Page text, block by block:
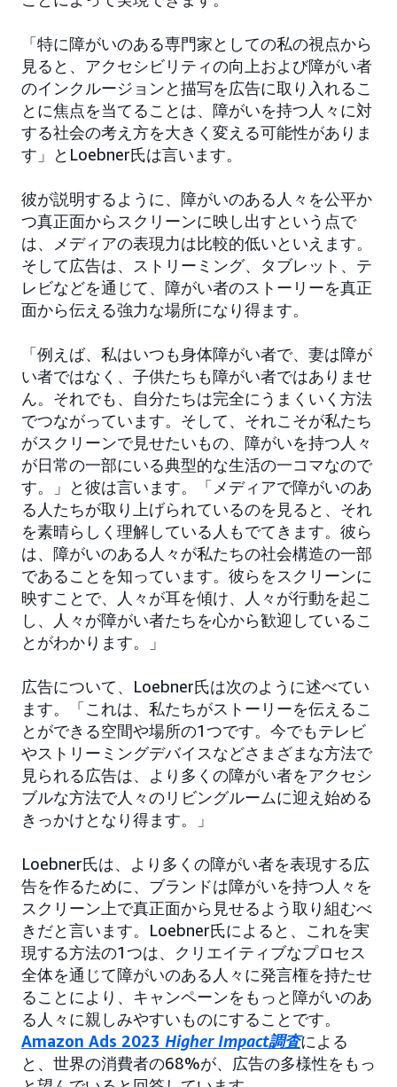
「特に障がいのある専門家としての私の視点から
見ると、アクセシビリティの向上および障がい者
のインクルージョンと描写を広告に取り入れるこ
とに焦点を当てることは、障がいを持つ人々に対
する社会の考え方を大きく変える可能性がありま
す」とLoebner氏は言います。
彼が説明するように、障がいのある人々を公平か
つ真正面からスクリーンに映し出すという点で
は、メディアの表現力は比較的低いといえます。
そして広告は、ストリーミング、タブレット、テ
レビなどを通じて、障がい者のストーリーを真正
面から伝える強力な場所になり得ます。
「例えば、私はいつも身体障がい者で、妻は障が
い者ではなく、子供たちも障がい者ではありませ
ん。それでも、自分たちは完全にうまくいく方法
でつながっています。そして、それこそが私たち
がスクリーンで見せたいもの、障がいを持つ人々
が日常の一部にいる典型的な生活の一コマなので
す。」と彼は言います。「メディアで障がいのあ
る人たちが取り上げられているのを見ると、それ
を素晴らしく理解している人もでてきます。彼ら
は、障がいのある人々が私たちの社会構造の一部
であることを知っています。彼らをスクリーンに
映すことで、人々が耳を傾け、人々が行動を起こ
し、人々が障がい者たちを心から歓迎しているこ
とがわかります。」
広告について、Loebner氏は次のように述べてい
ます。「これは、私たちがストーリーを伝えるこ
とができる空間や場所の1つです。今でもテレビ
やストリーミングデバイスなどさまざまな方法で
見られる広告は、より多くの障がい者をアクセシ
ブルな方法で人々のリビングルームに迎え始める
きっかけとなり得ます。」
Loebner氏は、より多くの障がい者を表現する広
告を作るために、ブランドは障がいを持つ人々を
スクリーン上で真正面から見せるよう取り組むべ
きだと言います。Loebner氏によると、これを実
現する方法の1つは、クリエイティブなプロセス
全体を通じて障がいのある人々に発言権を持たせ
ることにより、キャンペーンをもっと障がいのあ
る人々に親しみやすいものにすることです。
Amazon Ads 2023 Higher Impact調査による
と、世界の消費者の68%が、広告の多様性をもっ